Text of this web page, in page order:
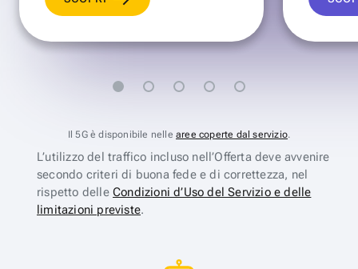
Il 5G è disponibile nelle aree coperte dal servizio.
L’utilizzo del traffico incluso nell’Offerta deve avvenire
secondo criteri di buona fede e di correttezza, nel
rispetto delle Condizioni d’Uso del Servizio e delle
limitazioni previste.